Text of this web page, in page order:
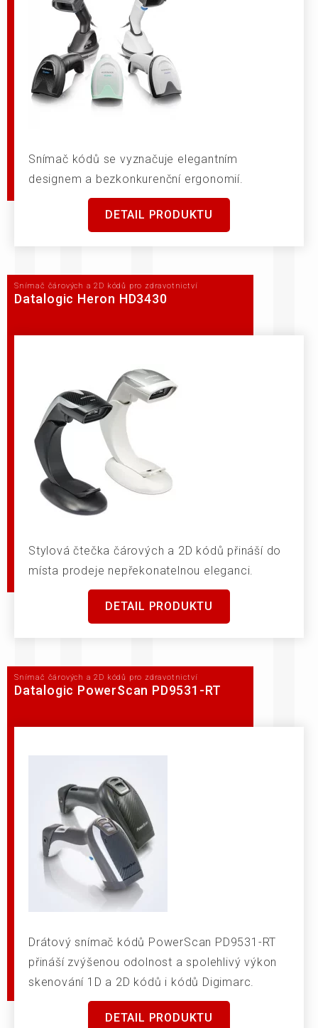
Snímač kódů se vyznačuje elegantním
designem a bezkonkurenční ergonomií.
DETAIL PRODUKTU
Snímač čárových a 2D kódů pro zdravotnictví
Datalogic Heron HD3430
Stylová čtečka čárových a 2D kódů přináší do
místa prodeje nepřekonatelnou eleganci.
DETAIL PRODUKTU
Snímač čárových a 2D kódů pro zdravotnictví
Datalogic PowerScan PD9531-RT
Drátový snímač kódů PowerScan PD9531-RT
přináší zvýšenou odolnost a spolehlivý výkon
skenování 1D a 2D kódů i kódů Digimarc.
DETAIL PRODUKTU